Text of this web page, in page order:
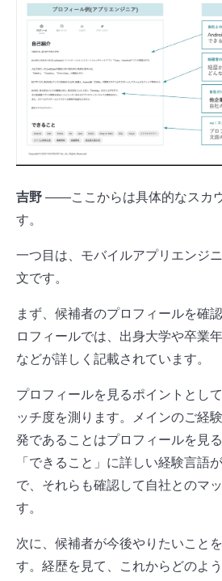
吉野 ――ここからは具体的なスカ
す。
一つ目は、モバイルアプリエンジ
文です。
まず、候補者のプロフィールを確
ロフィールでは、出身大学や卒業
などが詳しく記載されています。
プロフィールを見るポイントとし
ッチ度を測ります。メインのご経
発であることはプロフィールを見
「できること」に詳しい経験言語
で、それらも確認して自社とのマ
す。
次に、候補者が今後やりたいこと
す。経歴を見て、これからどのよ